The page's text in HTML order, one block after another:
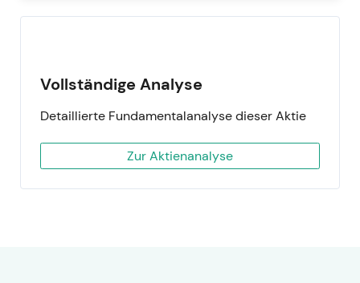
Vollständige Analyse
Detaillierte Fundamentalanalyse dieser Aktie
Zur Aktienanalyse